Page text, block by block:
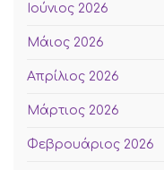
Ιούνιος 2026
Μάιος 2026
Απρίλιος 2026
Μάρτιος 2026
Φεβρουάριος 2026